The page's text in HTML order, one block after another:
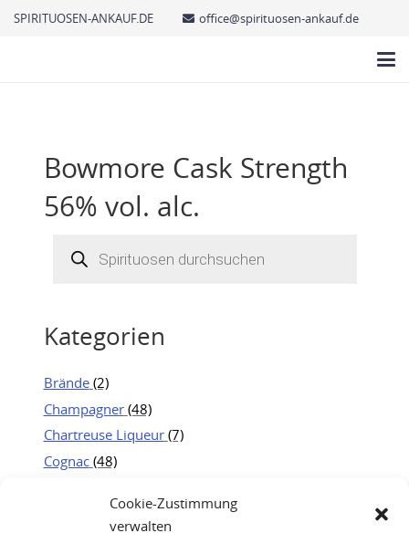
Cookie-Zustimmung
verwalten
SPIRITUOSEN-ANKAUF.DE office@spirituosen-ankauf.de
Bowmore Cask Strength
56% vol. alc.
search
Kategorien
Brände (2)
Champagner (48)
Chartreuse Liqueur (7)
Cognac (48)
Kweichow Moutai (25)